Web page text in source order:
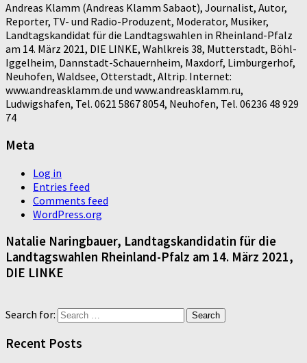
Andreas Klamm (Andreas Klamm Sabaot), Journalist, Autor,
Reporter, TV- und Radio-Produzent, Moderator, Musiker,
Landtagskandidat für die Landtagswahlen in Rheinland-Pfalz
am 14. März 2021, DIE LINKE, Wahlkreis 38, Mutterstadt, Böhl-
Iggelheim, Dannstadt-Schauernheim, Maxdorf, Limburgerhof,
Neuhofen, Waldsee, Otterstadt, Altrip. Internet:
www.andreasklamm.de und www.andreasklamm.ru,
Ludwigshafen, Tel. 0621 5867 8054, Neuhofen, Tel. 06236 48 929
74
Meta
Log in
Entries feed
Comments feed
WordPress.org
Natalie Naringbauer, Landtagskandidatin für die
Landtagswahlen Rheinland-Pfalz am 14. März 2021,
DIE LINKE
Search for:
Recent Posts